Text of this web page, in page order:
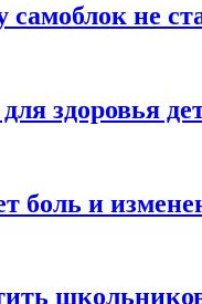
не
здоровья
боль и